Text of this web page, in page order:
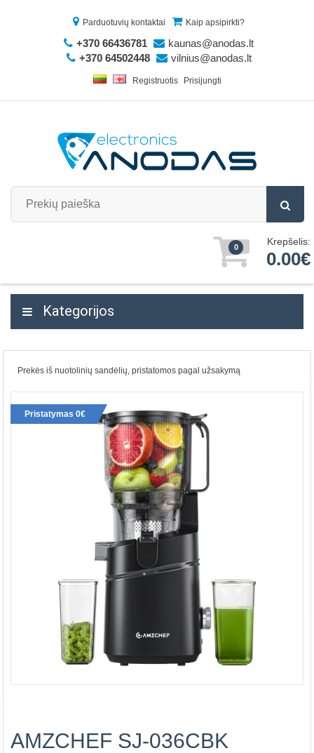
Parduotuvių kontaktai Kaip apsipirkti?
+370 66436781
kaunas@anodas.lt
+370 64502448
vilnius@anodas.lt
Registruotis Prisijungti
0 Krepšelis:
0.00€
Kategorijos
Prekės iš nuotolinių sandėlių, pristatomos pagal užsakymą
Pristatymas 0€
AMZCHEF SJ-036CBK